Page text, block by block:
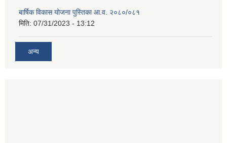
बार्षिक विकास योजना पुस्तिका आ.व. २०८०/०८१
मिति: 07/31/2023 - 13:12
अन्य